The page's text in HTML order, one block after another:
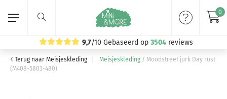
9,7/10 Gebaseerd op 3504 reviews
0
Home
Terug naar Meisjeskleding Meisjeskleding / Moodstreet jurk Day rust
(M408-5803-480)